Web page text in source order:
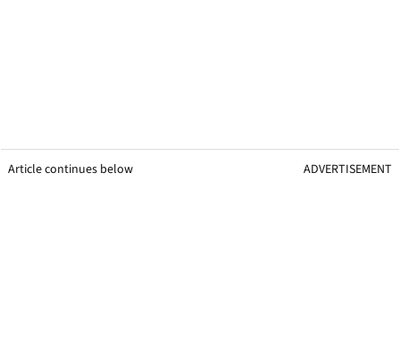
Article continues below ADVERTISEMENT